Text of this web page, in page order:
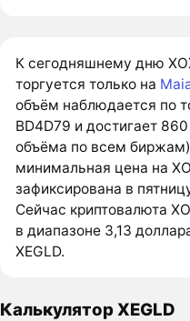
К сегодняшнему дню
торгуется только на
объём наблюдается по
BD4D79 и достигает
объёма по всем
минимальная цена на
зафиксирована в
Сейчас криптовалюта
в диапазоне 3,13
XEGLD.
Калькулятор XEGLD